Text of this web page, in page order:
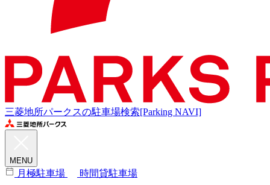
三菱地所パークスの駐車場検索[Parking NAVI]
MENU
月極駐車場 時間貸駐車場